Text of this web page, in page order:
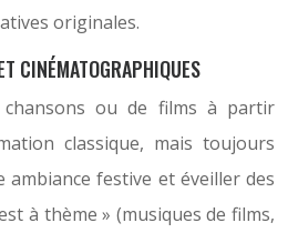
originales.
CINÉMATOGRAPHIQUES
chansons ou de films à partir
classique, mais toujours
ambiance festive et éveiller des
à thème » (musiques de films,